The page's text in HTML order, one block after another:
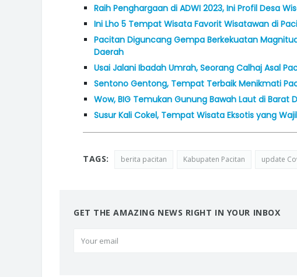
Raih Penghargaan di ADWI 2023, Ini Profil Desa
Ini Lho 5 Tempat Wisata Favorit Wisatawan di
Pacitan Diguncang Gempa Berkekuatan
Daerah
Usai Jalani Ibadah Umrah, Seorang Calhaj Asal
Sentono Gentong, Tempat Terbaik Menikmati
Wow, BIG Temukan Gunung Bawah Laut di Barat
Susur Kali Cokel, Tempat Wisata Eksotis yang
TAGS: berita pacitan Kabupaten Pacitan update
GET THE AMAZING NEWS RIGHT IN YOUR INBOX